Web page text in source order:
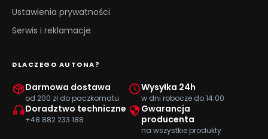
Ustawienia prywatności
Serwis i reklamacje
DLACZEGO AUTONA?
Darmowa dostawa
od 200 zł do paczkomatu
Wysyłka 24h
w dni robocze do 14:00
Doradztwo techniczne
+48 882 233 188
Gwarancja
producenta
na wszystkie produkty